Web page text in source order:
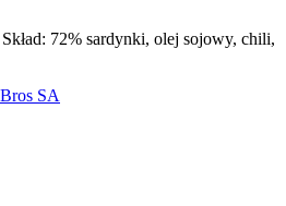
72% sardynki, olej sojowy, chili,
SA